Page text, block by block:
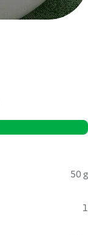
50 g
1